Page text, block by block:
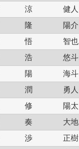
涼 健人
隆 陽介
悟 智也
浩 悠斗
陽 海斗
潤 勇人
修 陽太
奏 大地
渉 正樹